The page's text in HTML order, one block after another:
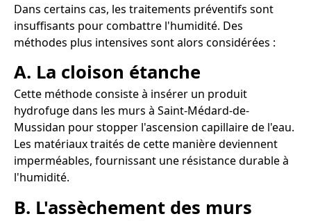
Dans certains cas, les traitements préventifs sont
insuffisants pour combattre l'humidité. Des
méthodes plus intensives sont alors considérées :
A. La cloison étanche
Cette méthode consiste à insérer un produit
hydrofuge dans les murs à Saint-Médard-de-
Mussidan pour stopper l'ascension capillaire de l'eau.
Les matériaux traités de cette manière deviennent
imperméables, fournissant une résistance durable à
l'humidité.
B. L'assèchement des murs